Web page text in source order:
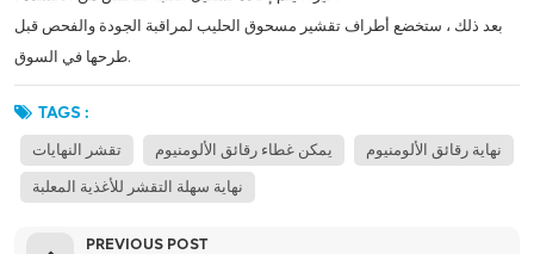
بعد ذلك ، ستخضع أطراف تقشير مسحوق الحليب لمراقبة الجودة والفحص قبل
طرحها في السوق.
TAGS :
تقشر النهايات يمكن غطاء رقائق الألومنيوم نهاية رقائق الألومنيوم
نهاية سهلة التقشر للأغذية المعلبة
PREVIOUS POST